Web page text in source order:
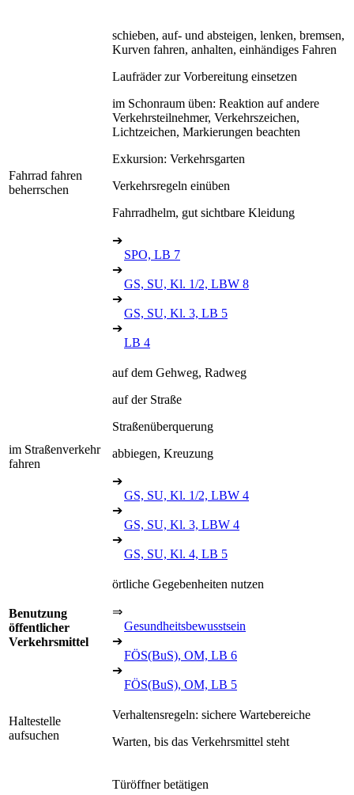
Fahrrad fahren
beherrschen
schieben, auf- und absteigen, lenken, bremsen,
Kurven fahren, anhalten, einhändiges Fahren
Laufräder zur Vorbereitung einsetzen
im Schonraum üben: Reaktion auf andere
Verkehrsteilnehmer, Verkehrszeichen,
Lichtzeichen, Markierungen beachten
Exkursion: Verkehrsgarten
Verkehrsregeln einüben
Fahrradhelm, gut sichtbare Kleidung
➔
SPO, LB 7
➔
GS, SU, Kl. 1/2, LBW 8
➔
GS, SU, Kl. 3, LB 5
➔
LB 4
im Straßenverkehr
fahren
auf dem Gehweg, Radweg
auf der Straße
Straßenüberquerung
abbiegen, Kreuzung
➔
GS, SU, Kl. 1/2, LBW 4
➔
GS, SU, Kl. 3, LBW 4
➔
GS, SU, Kl. 4, LB 5
Benutzung
öffentlicher
Verkehrsmittel
örtliche Gegebenheiten nutzen
⇒
Gesundheitsbewusstsein
➔
FÖS(BuS), OM, LB 6
➔
FÖS(BuS), OM, LB 5
Haltestelle
aufsuchen
Verhaltensregeln: sichere Wartebereiche
Warten, bis das Verkehrsmittel steht
Türöffner betätigen